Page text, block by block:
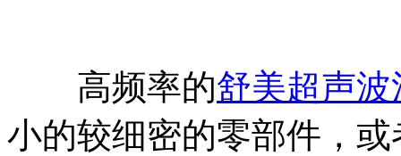
高频率的舒美超声波
小的较细密的零部件，